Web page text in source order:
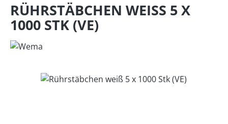
RÜHRSTÄBCHEN WEISS 5 X 1
000 STK (VE)
Bildergalerie überspringen